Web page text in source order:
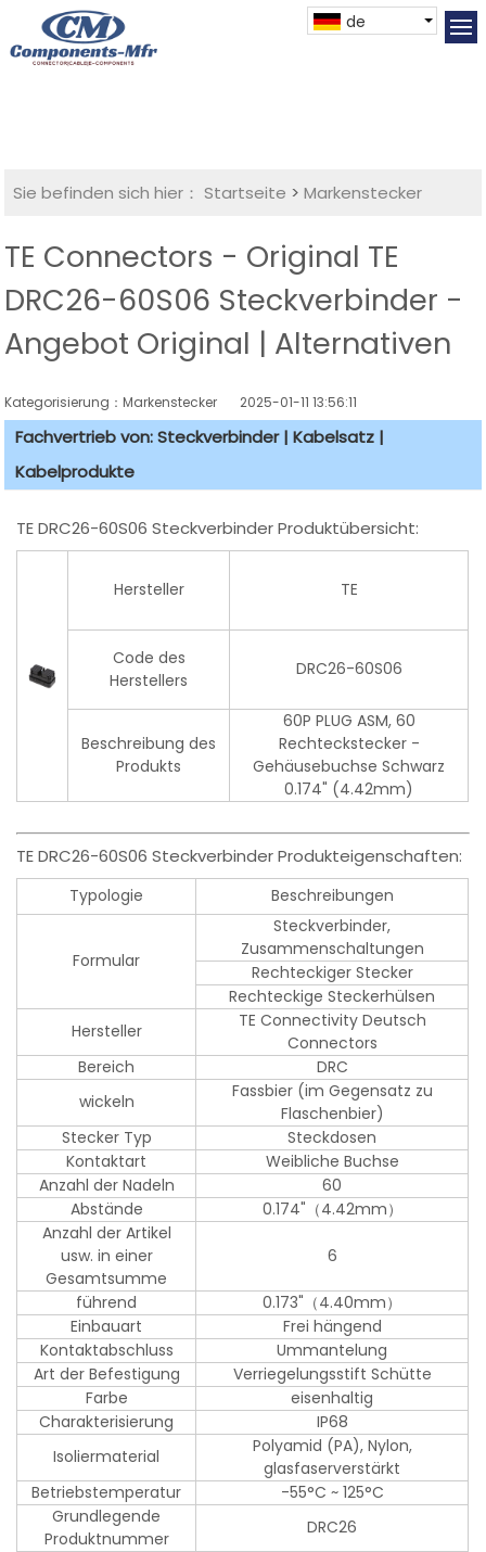
de
Sie befinden sich hier： Startseite >Markenstecker
TE Connectors - Original TE
DRC26-60S06 Steckverbinder -
Angebot Original | Alternativen
Kategorisierung：Markenstecker 2025-01-11 13:56:11
Fachvertrieb von: Steckverbinder | Kabelsatz |
Kabelprodukte
TE DRC26-60S06 Steckverbinder Produktübersicht:
Hersteller TE
Code des
Herstellers
DRC26-60S06
Beschreibung des
Produkts
60P PLUG ASM, 60
Rechteckstecker -
Gehäusebuchse Schwarz
0.174" (4.42mm)
TE DRC26-60S06 Steckverbinder Produkteigenschaften:
Typologie Beschreibungen
Formular
Steckverbinder,
Zusammenschaltungen
Rechteckiger Stecker
Rechteckige Steckerhülsen
Hersteller
TE Connectivity Deutsch
Connectors
Bereich
DRC
wickeln
Fassbier (im Gegensatz zu
Flaschenbier)
Stecker Typ
Steckdosen
Kontaktart
Weibliche Buchse
Anzahl der Nadeln
60
Abstände
0.174"（4.42mm）
Anzahl der Artikel
usw. in einer
Gesamtsumme
6
führend
0.173"（4.40mm）
Einbauart
Frei hängend
Kontaktabschluss
Ummantelung
Art der Befestigung
Verriegelungsstift Schütte
Farbe
eisenhaltig
Charakterisierung
IP68
Isoliermaterial
Polyamid (PA), Nylon,
glasfaserverstärkt
Betriebstemperatur
-55°C ~ 125°C
Grundlegende
Produktnummer
DRC26